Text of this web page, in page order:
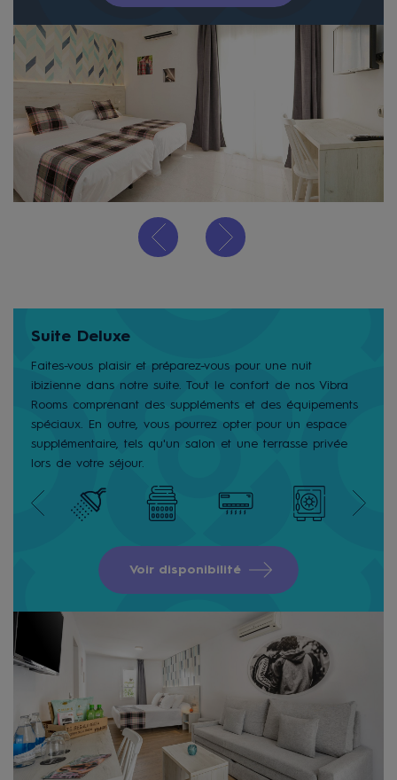
Suite Deluxe
Faites-vous plaisir et préparez-vous pour une nuit
ibizienne dans notre suite. Tout le confort de nos Vibra
Rooms comprenant des suppléments et des équipements
spéciaux. En outre, vous pourrez opter pour un espace
supplémentaire, tels qu'un salon et une terrasse privée
lors de votre séjour.
Voir disponibilité